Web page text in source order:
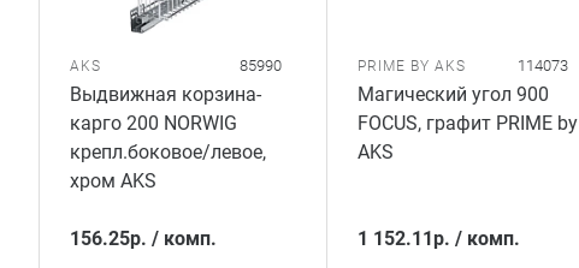
AKS 85990
Выдвижная корзина-
карго 200 NORWIG
крепл.боковое/левое,
хром AKS
156.25р. / комп.
PRIME BY AKS 114073
Магический угол 900
FOCUS, графит PRIME by
AKS
1 152.11р. / комп.